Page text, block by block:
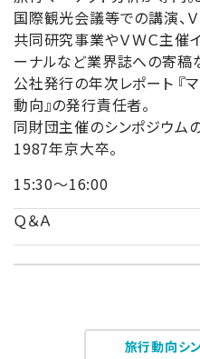
国際観光会議等での講演、
共同研究事業やＶＷＣ主催
ーナルなど業界誌への寄稿
公社発行の年次レポート 『マ
動向』の発行責任者。
同財団主催のシンポジウム
1987年京大卒。
15:30～16:00
Ｑ＆Ａ
旅行動向シ